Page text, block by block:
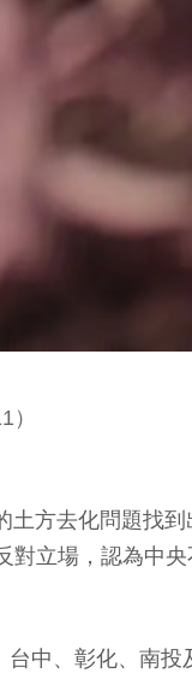
方去化問題找
對立場，認為中
中、彰化、南投